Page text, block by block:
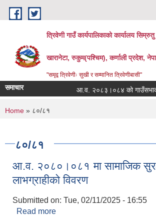
Skip to main content
त्रिवेणी गाउँ कार्यपालिकाको कार्यालय सिम्रुतु
खारानेटा, रुकुम(पश्‍चिम), कर्णाली प्रदेश,
"समृद्व त्रिवेणीः सुखी र सम्मानित त्रिवेणीबासी"
समाचार आ.व.
You are here
Home » ८०/८१
८०/८१
आ.व. २०८०।०८१ मा सामाजिक
लाभग्राहीको विवरण
Submitted on: Tue, 02/11/2025 - 16:55
Read more